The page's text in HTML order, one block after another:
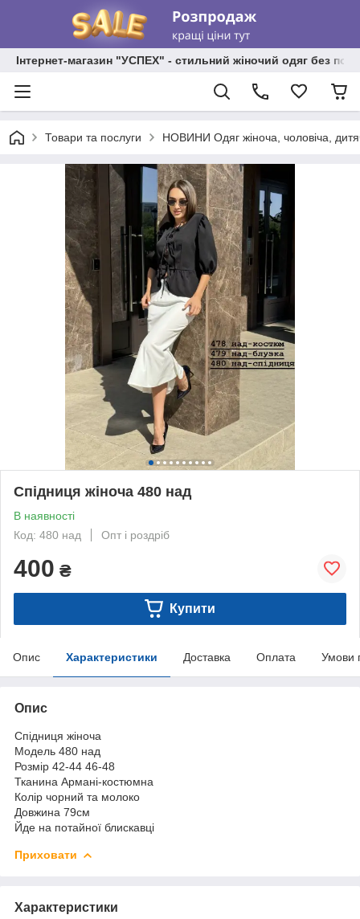
Інтернет-магазин "УСПЕХ" - стильний жіночий одяг без
Товари та послуги НОВИНИ Одяг жіноча, чоловіча,
Спідниця жіноча 480 над
В наявності
Код: 480 над
Опт і роздріб
400 ₴
Купити
Опис Характеристики Доставка Оплата Умови
Опис
Спідниця жіноча
Модель 480 над
Розмір 42-44 46-48
Тканина Армані-костюмна
Колір чорний та молоко
Довжина 79см
Йде на потайної блискавці
Приховати
Характеристики